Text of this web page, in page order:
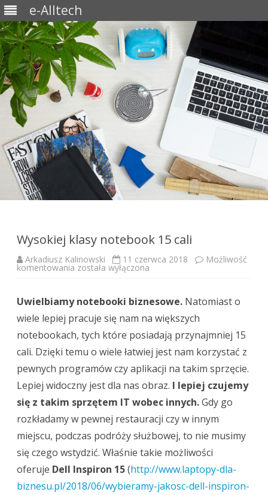
e-Alltech
Wysokiej klasy notebook 15 cali
Arkadiusz Kalinowski 11 czerwca 2018 Możliwość
komentowania Wysokiej
cali
została wyłączona
Uwielbiamy notebooki biznesowe. Natomiast o
wiele lepiej pracuje się nam na większych
notebookach, tych które posiadają przynajmniej 15
cali. Dzięki temu o wiele łatwiej jest nam korzystać z
pewnych programów czy aplikacji na takim sprzęcie.
Lepiej widoczny jest dla nas obraz. I lepiej czujemy
się z takim sprzętem IT wobec innych.Gdy go
rozkładamy w pewnej restauracji czy w innym
miejscu, podczas podróży służbowej, to nie musimy
się czego wstydzić. Właśnie takie możliwości
oferuje Dell Inspiron 15(http://www.laptopy-dla-
biznesu.pl/2018/06/wybieramy-jakosc-dell-inspiron-